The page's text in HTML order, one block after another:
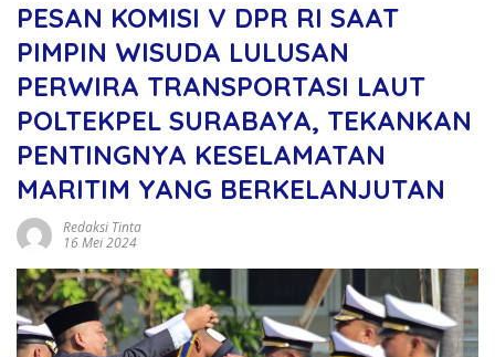
PESAN KOMISI V DPR RI SAAT
PIMPIN WISUDA LULUSAN
PERWIRA TRANSPORTASI LAUT
POLTEKPEL SURABAYA, TEKANKAN
PENTINGNYA KESELAMATAN
MARITIM YANG BERKELANJUTAN
Redaksi Tinta
16 Mei 2024